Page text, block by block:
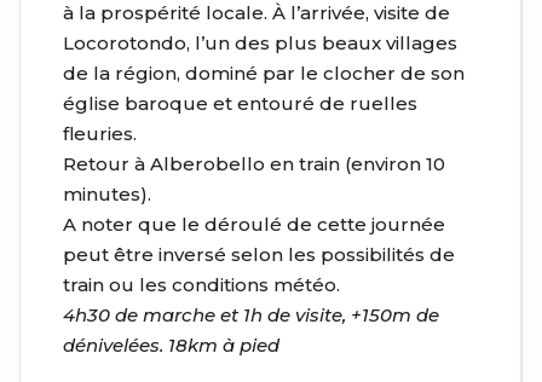
à la prospérité locale. À l’arrivée, visite de
Locorotondo, l’un des plus beaux villages
de la région, dominé par le clocher de son
église baroque et entouré de ruelles
fleuries.
Retour à Alberobello en train (environ 10
minutes).
A noter que le déroulé de cette journée
peut être inversé selon les possibilités de
train ou les conditions météo.
4h30 de marche et 1h de visite, +150m de
dénivelées. 18km à pied